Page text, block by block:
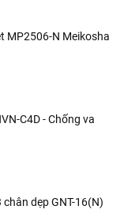
MP2506-N Meikosha
C4D - Chống va
dẹp GNT-16(N)